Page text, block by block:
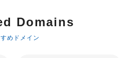
Domains
めドメイン